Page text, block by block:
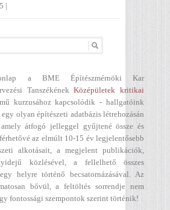
|
a BME Építészmérnöki Kar
TanszékénekKözépületek kritikai
kurzusához kapcsolódik - hallgatóink
olyan építészeti adatbázis létrehozásán
átfogó jelleggel gyűjtené össze és
az elmúlt 10-15 év legjelentősebb
alkotásait, a megjelent publikációk,
közlésével, a fellelhető összes
helyre történő becsatornázásával. Az
bővül, a feltöltés sorrendje nem
fontossági szempontok szerint történik!